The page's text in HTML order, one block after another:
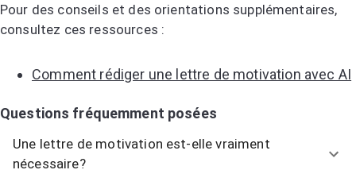
Pour des conseils et des orientations supplémentaires,
consultez ces ressources :
Comment rédiger une lettre de motivation avec AI
Questions fréquemment posées
Une lettre de motivation est-elle vraiment
nécessaire?